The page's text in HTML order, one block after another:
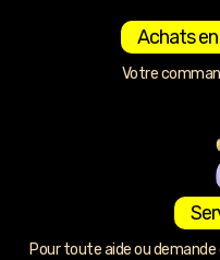
Achats
Votre
Pour toute aide ou demande